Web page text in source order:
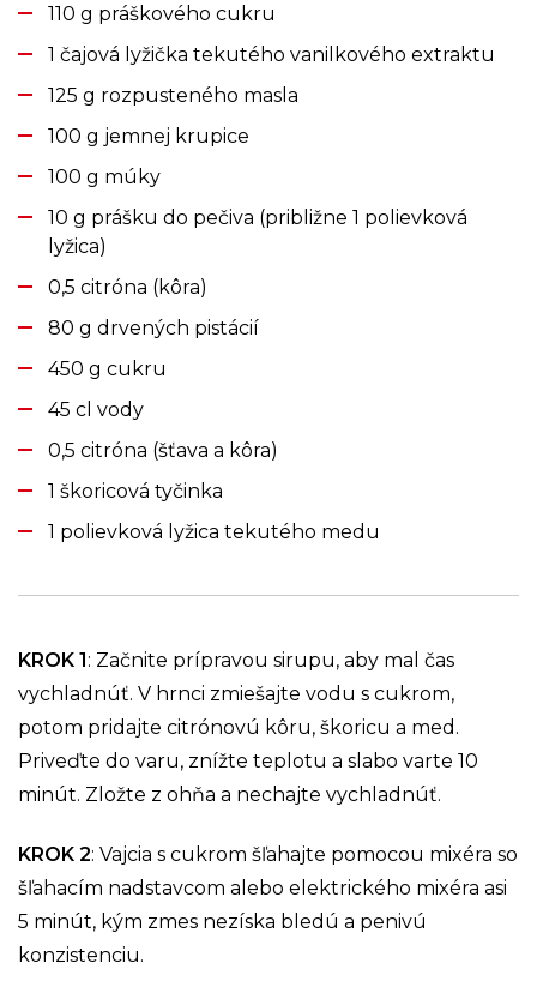
110 g práškového cukru
1 čajová lyžička tekutého vanilkového extraktu
125 g rozpusteného masla
100 g jemnej krupice
100 g múky
10 g prášku do pečiva (približne 1 polievková
lyžica)
0,5 citróna (kôra)
80 g drvených pistácií
450 g cukru
45 cl vody
0,5 citróna (šťava a kôra)
1 škoricová tyčinka
1 polievková lyžica tekutého medu
KROK 1: Začnite prípravou sirupu, aby mal čas
vychladnúť. V hrnci zmiešajte vodu s cukrom,
potom pridajte citrónovú kôru, škoricu a med.
Priveďte do varu, znížte teplotu a slabo varte 10
minút. Zložte z ohňa a nechajte vychladnúť.
KROK 2: Vajcia s cukrom šľahajte pomocou mixéra so
šľahacím nadstavcom alebo elektrického mixéra asi
5 minút, kým zmes nezíska bledú a penivú
konzistenciu.